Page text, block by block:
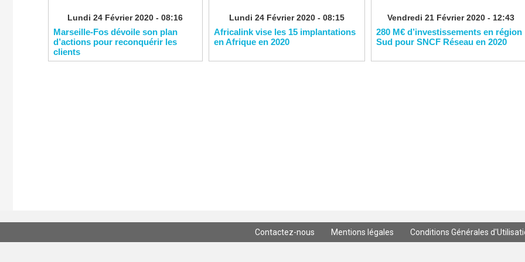
Lundi 24 Février 2020 - 08:16
Marseille-Fos dévoile son plan
d’actions pour reconquérir les
clients
Lundi 24 Février 2020 - 08:15
Africalink vise les 15 implantations
en Afrique en 2020
Vendredi 21 Février 2020 - 12:43
280 M€ d’investissements en région
Sud pour SNCF Réseau en 2020
Contactez-nous Mentions légales Conditions Générales